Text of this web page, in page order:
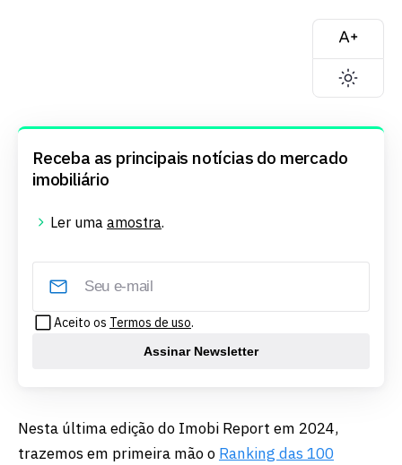
Receba as principais notícias do mercado
imobiliário
Ler uma amostra.
Aceito os Termos de uso.
Assinar Newsletter
Nesta última edição do Imobi Report em 2024,
trazemos em primeira mão o Ranking das 100